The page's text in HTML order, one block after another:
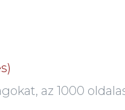
az 1000 oldalas